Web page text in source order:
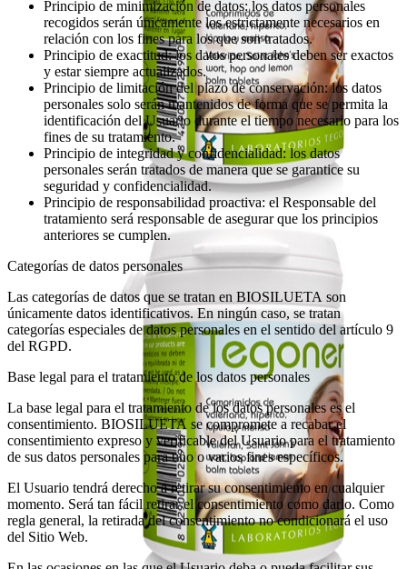
Principio de minimización de datos: los datos personales
recogidos serán únicamente los estrictamente necesarios en
relación con los fines para los que son tratados.
Principio de exactitud: los datos personales deben ser exactos
y estar siempre actualizados.
Principio de limitación del plazo de conservación: los datos
personales solo serán mantenidos de forma que se permita la
identificación del Usuario durante el tiempo necesario para los
fines de su tratamiento.
Principio de integridad y confidencialidad: los datos
personales serán tratados de manera que se garantice su
seguridad y confidencialidad.
Principio de responsabilidad proactiva: el Responsable del
tratamiento será responsable de asegurar que los principios
anteriores se cumplen.
Categorías de datos personales
Las categorías de datos que se tratan en BIOSILUETA son
únicamente datos identificativos. En ningún caso, se tratan
categorías especiales de datos personales en el sentido del artículo 9
del RGPD.
Base legal para el tratamiento de los datos personales
La base legal para el tratamiento de los datos personales es el
consentimiento. BIOSILUETA se compromete a recabar el
consentimiento expreso y verificable del Usuario para el tratamiento
de sus datos personales para uno o varios fines específicos.
El Usuario tendrá derecho a retirar su consentimiento en cualquier
momento. Será tan fácil retirar el consentimiento como darlo. Como
regla general, la retirada del consentimiento no condicionará el uso
del Sitio Web.